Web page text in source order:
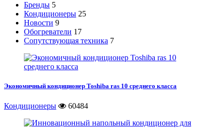
Бренды 5
Кондиционеры 25
Новости 9
Обогреватели 17
Сопутствующая техника 7
Экономичный кондиционер Toshiba ras 10 среднего класса
Кондиционеры 60484